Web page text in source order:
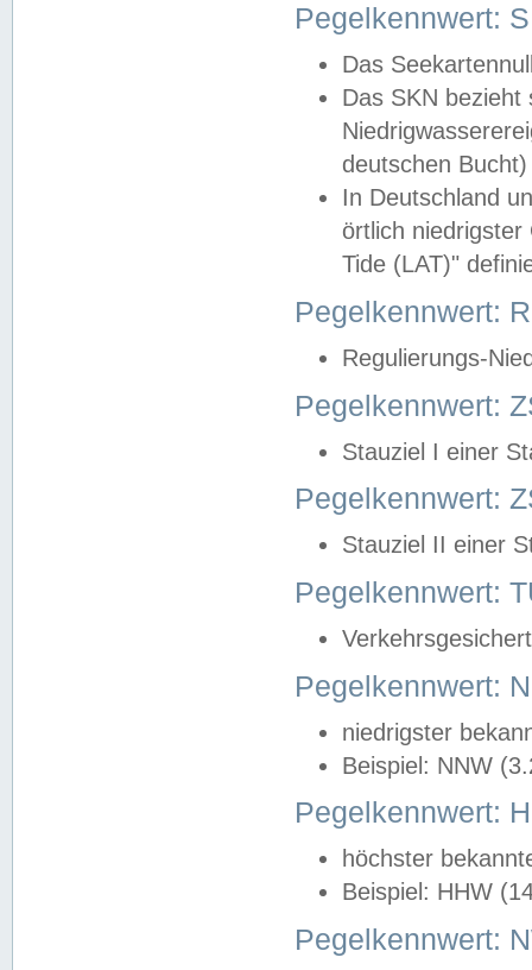
Pegelkennwert:
Das
Das SKN
deutschen
In Deutschland
örtlich
Tide (LAT)"
Pegelkennwert:
Regulierungs-
Pegelkennwert:
Stauziel I einer
Pegelkennwert:
Stauziel II einer
Pegelkennwert:
Pegelkennwert:
niedrigster
Beispiel: NNW
Pegelkennwert:
höchster
Beispiel: HHW
Pegelkennwert: